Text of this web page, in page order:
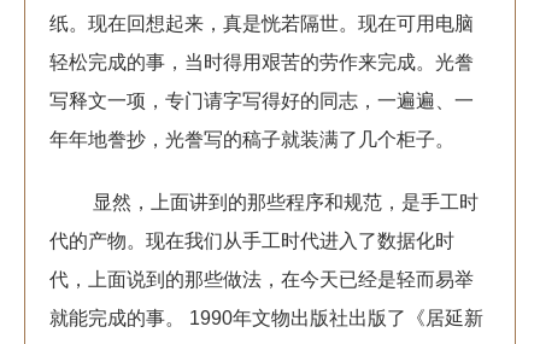
纸。现在回想起来，真是恍若隔世。现在可用电脑
轻松完成的事，当时得用艰苦的劳作来完成。光誊
写释文一项，专门请字写得好的同志，一遍遍、一
年年地誊抄，光誊写的稿子就装满了几个柜子。
显然，上面讲到的那些程序和规范，是手工时
代的产物。现在我们从手工时代进入了数据化时
代，上面说到的那些做法，在今天已经是轻而易举
就能完成的事。 1990年文物出版社出版了《居延新